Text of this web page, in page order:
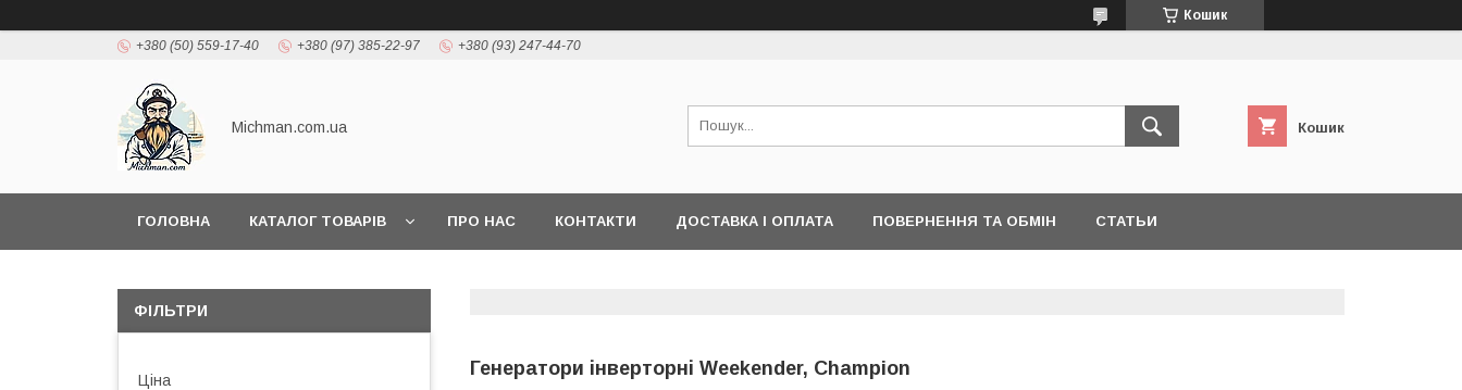
Кошик
+380 (50) 559-17-40 +380 (97) 385-22-97 +380 (93) 247-44-70
Michman.com.ua Кошик
ГОЛОВНА КАТАЛОГ ТОВАРІВ ПРО НАС КОНТАКТИ ДОСТАВКА І ОПЛАТА ПОВЕРНЕННЯ ТА ОБМІН СТАТЬИ
Генератори інверторні Weekender, Champion
ФІЛЬТРИ
Ціна